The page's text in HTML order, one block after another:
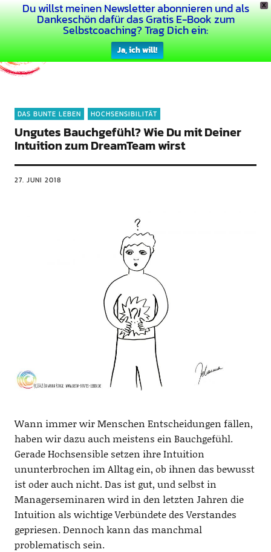
X
Du willst meinen Newsletter abonnieren und als
Dankeschön dafür das Gratis E-Book zum
Selbstcoaching? Trag Dich ein:
Ja, ich will!
Dein Buntes Leben
DAS BUNTE LEBEN HOCHSENSIBILITÄT
Ungutes Bauchgefühl? Wie Du mit Deiner
Intuition zum DreamTeam wirst
27. JUNI 2018
Wann immer wir Menschen Entscheidungen fällen,
haben wir dazu auch meistens ein Bauchgefühl.
Gerade Hochsensible setzen ihre Intuition
ununterbrochen im Alltag ein, ob ihnen das bewusst
ist oder auch nicht. Das ist gut, und selbst in
Managerseminaren wird in den letzten Jahren die
Intuition als wichtige Verbündete des Verstandes
gepriesen. Dennoch kann das manchmal
problematisch sein.